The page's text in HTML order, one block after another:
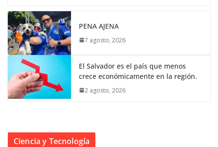
PENA AJENA
7 agosto, 2026
El Salvador es el país que menos
crece económicamente en la región.
2 agosto, 2026
Ciencia y Tecnología